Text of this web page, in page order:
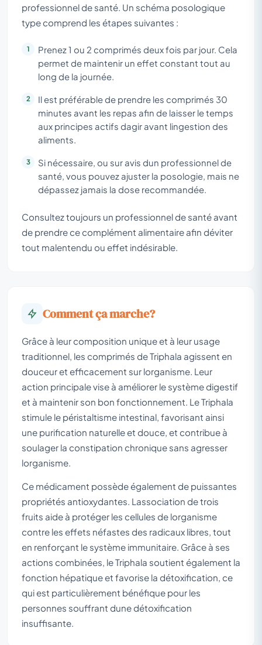
professionnel de santé. Un schéma posologique
type comprend les étapes suivantes :
Prenez 1 ou 2 comprimés deux fois par jour. Cela
permet de maintenir un effet constant tout au
long de la journée.
Il est préférable de prendre les comprimés 30
minutes avant les repas afin de laisser le temps
aux principes actifs dagir avant lingestion des
aliments.
Si nécessaire, ou sur avis dun professionnel de
santé, vous pouvez ajuster la posologie, mais ne
dépassez jamais la dose recommandée.
Consultez toujours un professionnel de santé avant
de prendre ce complément alimentaire afin déviter
tout malentendu ou effet indésirable.
Comment ça marche?
Grâce à leur composition unique et à leur usage
traditionnel, les comprimés de Triphala agissent en
douceur et efficacement sur lorganisme. Leur
action principale vise à améliorer le système digestif
et à maintenir son bon fonctionnement. Le Triphala
stimule le péristaltisme intestinal, favorisant ainsi
une purification naturelle et douce, et contribue à
soulager la constipation chronique sans agresser
lorganisme.
Ce médicament possède également de puissantes
propriétés antioxydantes. Lassociation de trois
fruits aide à protéger les cellules de lorganisme
contre les effets néfastes des radicaux libres, tout
en renforçant le système immunitaire. Grâce à ses
actions combinées, le Triphala soutient également la
fonction hépatique et favorise la détoxification, ce
qui est particulièrement bénéfique pour les
personnes souffrant dune détoxification
insuffisante.